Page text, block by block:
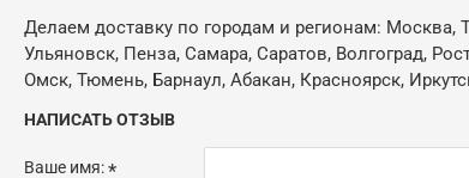
Делаем доставку по городам и регионам: Москва,
Ульяновск, Пенза, Самара, Саратов, Волгоград,
Омск, Тюмень, Барнаул, Абакан, Красноярск,
НАПИСАТЬ ОТЗЫВ
Ваше имя: